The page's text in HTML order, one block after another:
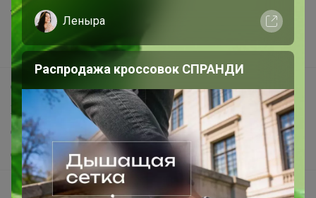
Анонсы
Новости
Поддержка альпак
Самое выгодное
Хиты продаж
Самое желанное
Самое быстрое
Начать зарабатывать с 24-ok
Леныра
Распродажа кроссовок СПРАНДИ